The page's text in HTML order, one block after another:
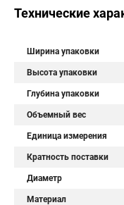
Технические
Ширина упаковки
Высота упаковки
Глубина упаковки
Объемный вес
Единица измерения
Кратность поставки
Диаметр
Материал